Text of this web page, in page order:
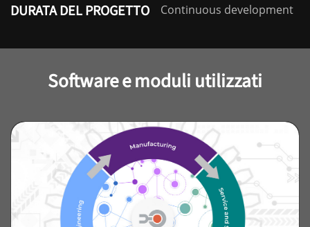
DURATA DEL PROGETTO Continuous development
Software e moduli utilizzati